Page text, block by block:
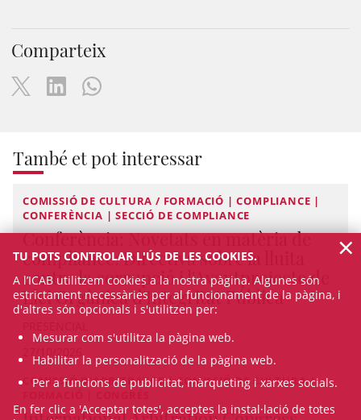
Comparteix
També et pot interessar
COMISSIÓ DE CULTURA / FORMACIÓ | COMPLIANCE |
CONFERÈNCIA | SECCIÓ DE COMPLIANCE
Conferència: Novetats en matèria de
compliance: Directiva sobre la lluita
contra la corrupció i l'Avantprojecte de
Llei Orgànica d'Integritat Pública
COMISSIÓ D'ARBITRATGE | COMISSIÓ DE CULTURA /
TU POTS CONTROLAR L'ÚS DE LES COOKIES.
A l’ICAB utilitzem cookies a la nostra pàgina. Algunes són
estrictament necessàries per al funcionament de la pàgina, i
d'altres són opcionals i s'utilitzen per:
Mesurar com s'utilitza la pàgina web.
Habilitar la personalització de la pàgina web.
Per a funcions de publicitat, màrqueting i xarxes socials.
En fer clic a 'Acceptar totes', acceptes la instal·lació de totes
×